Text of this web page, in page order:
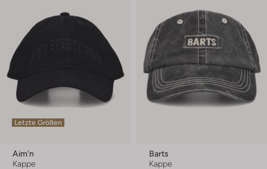
Letzte Größen
Aim'n
Kappe
Barts
Kappe